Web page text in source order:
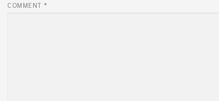
COMMENT *